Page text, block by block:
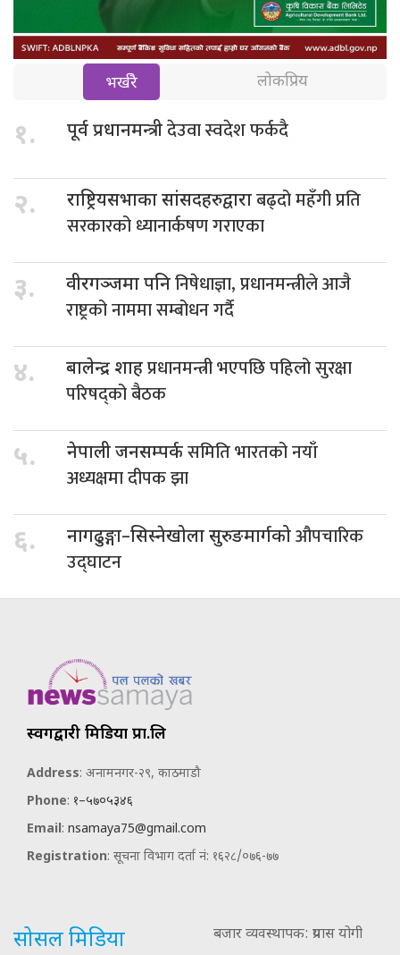
भर्खरै लोकप्रिय
१. पूर्व प्रधानमन्त्रीदेउवा स्वदेश फर्कदै
२. राष्ट्रियसभाका सांसदहरुद्वाराबढ्दो महँगी प्रति
सरकारको ध्यानार्कषण गराएका
३. वीरगञ्जमा पनिनिषेधाज्ञा, प्रधानमन्त्रीले आजै
राष्ट्रको नाममा सम्बोधन गर्दै
४. बालेन्द्र शाहप्रधानमन्त्री भएपछि पहिलो सुरक्षा
परिषद्को बैठक
५. नेपाली जनसम्पर्कसमिति भारतको नयाँ
अध्यक्षमा दीपक झा
६. नागढुङ्गा–सिस्नेखोला सुरुङमार्गकोऔपचारिक
उद्घाटन
स्वर्गद्वारी मिडिया प्रा.लि
Address: अनामनगर-२९, काठमाडौ
Phone: १–५७०५३४६
Email: nsamaya75@gmail.com
Registration: सूचना विभाग दर्ता नं: १६२८/०७६-७७
सोसल मिडिया बजार व्यवस्थापक: प्रयास योगी